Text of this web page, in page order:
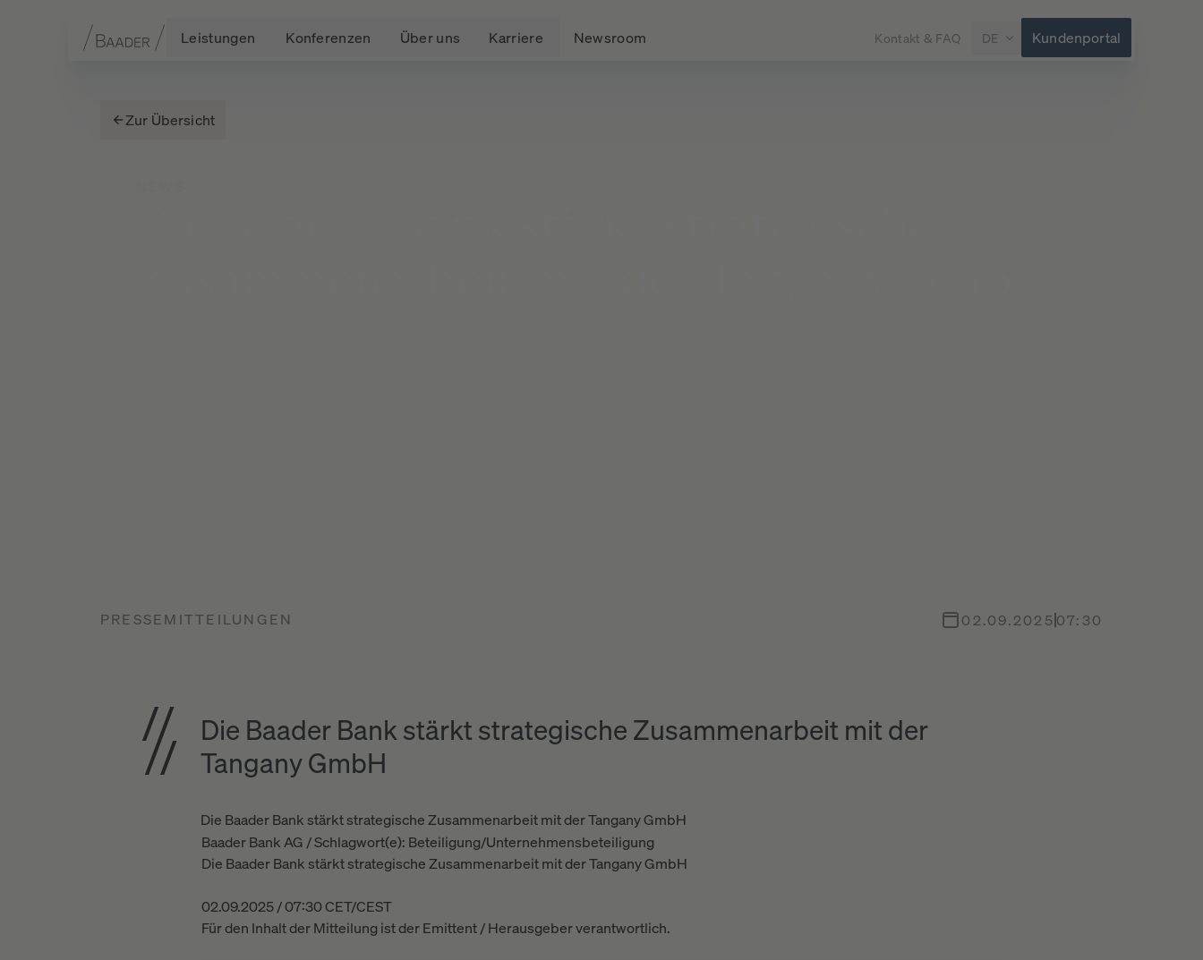
Leistungen Konferenzen Über uns Karriere Newsroom Kontakt & FAQ DE Kundenportal
Zur Übersicht
PRESSEMITTEILUNGEN 02.09.202507:30
Die Baader Bank stärkt strategische Zusammenarbeit mit der
Tangany GmbH
Die Baader Bank stärkt strategische Zusammenarbeit mit der Tangany GmbH
Baader Bank AG / Schlagwort(e): Beteiligung/Unternehmensbeteiligung
Die Baader Bank stärkt strategische Zusammenarbeit mit der Tangany GmbH
02.09.2025 / 07:30 CET/CEST
Für den Inhalt der Mitteilung ist der Emittent / Herausgeber verantwortlich.